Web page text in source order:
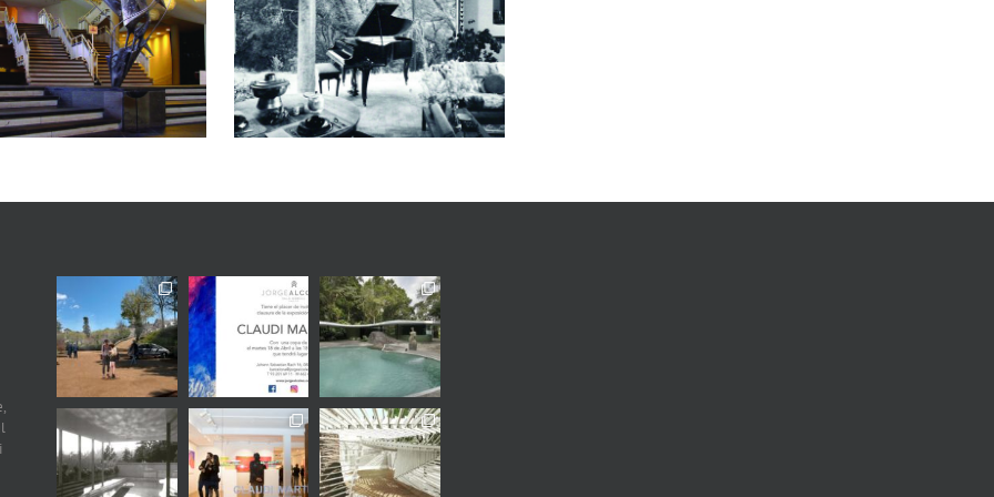
ARQUITECTURA.
al disseny
arquitectònic (Part 1)